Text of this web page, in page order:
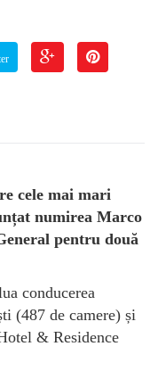
cele mai mari
numirea Marco
pentru două
conducerea
(487 de camere) și
& Residence